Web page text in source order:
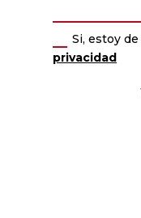
Si, estoy
privacidad